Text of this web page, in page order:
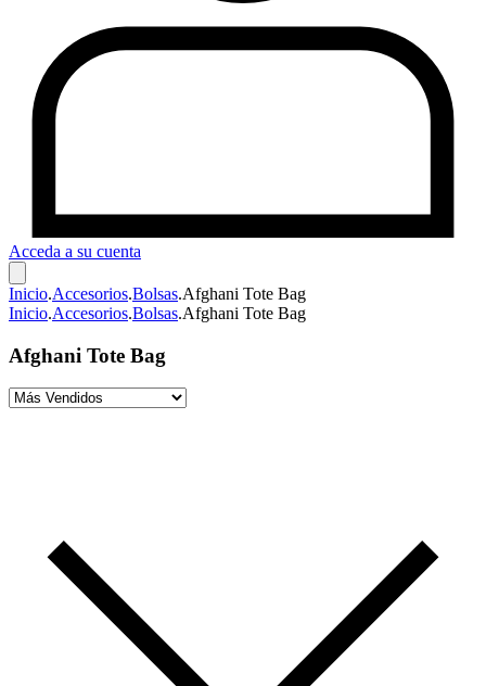
Acceda a su cuenta
Inicio.Accesorios.Bolsas.Afghani Tote Bag
Inicio.Accesorios.Bolsas.Afghani Tote Bag
Afghani Tote Bag